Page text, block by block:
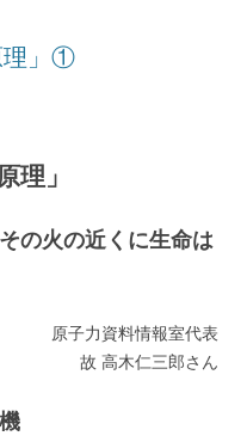
理」①
理」
の火の近くに生命は
原子力資料情報室代表
故 高木仁三郎さん